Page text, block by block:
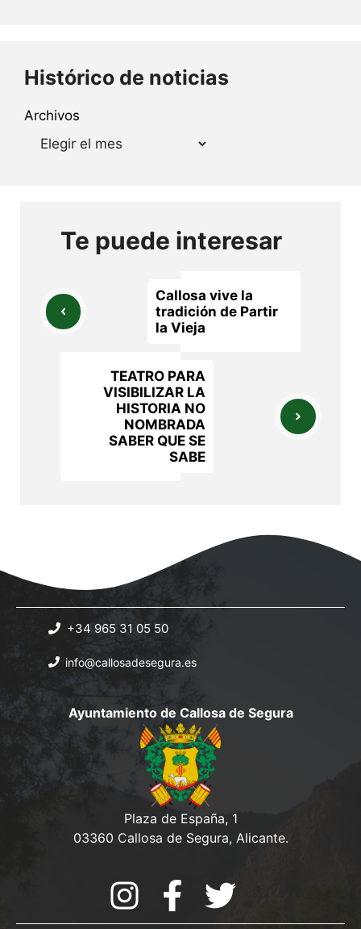
Histórico de noticias
Archivos
Te puede interesar
Callosa vive la
tradición de Partir
la Vieja
TEATRO PARA
VISIBILIZAR LA
HISTORIA NO
NOMBRADA
SABER QUE SE
SABE
+34 965 31 05 50
info@callosadesegura.es
Ayuntamiento de Callosa de Segura
Plaza de España, 1
03360 Callosa de Segura, Alicante.